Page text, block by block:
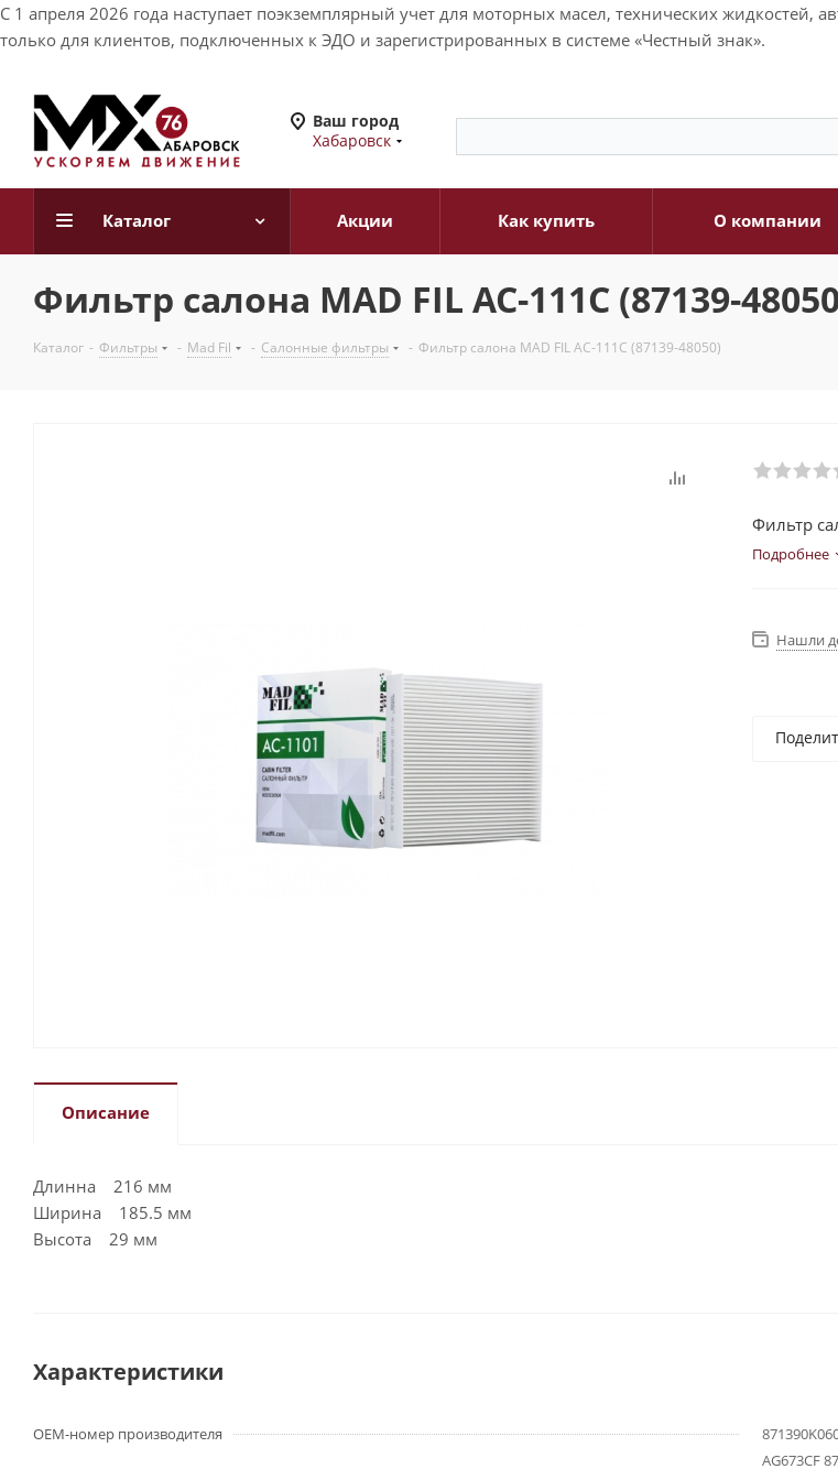
С 1 апреля 2026 года наступает поэкземплярный учет для моторных масел, технических жидкостей,
только для клиентов, подключенных к ЭДО и зарегистрированных в системе «Честный знак».
Ваш город
Хабаровск
Каталог Акции Как купить О компании
Фильтр салона MAD FIL AC-111С (87139-
Каталог - Фильтры - Mad Fil - Салонные фильтры - Фильтр салона MAD FIL AC-111С (87139-48050)
Фильтр
Подробнее
Нашли
Описание
Длинна 216 мм
Ширина 185.5 мм
Высота 29 мм
Характеристики
OEM-номер производителя
AG673CF